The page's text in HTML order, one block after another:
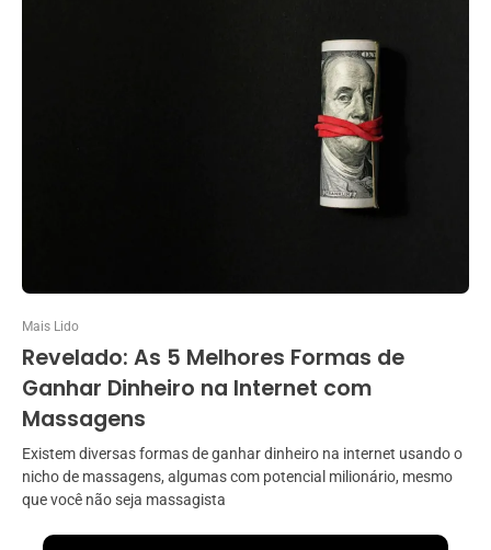
Mais Lido
Revelado: As 5 Melhores Formas de
Ganhar Dinheiro na Internet com
Massagens
Existem diversas formas de ganhar dinheiro na internet usando o
nicho de massagens, algumas com potencial milionário, mesmo
que você não seja massagista